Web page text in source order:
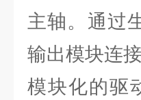
主轴。通过
输出模块连接
模块化的驱